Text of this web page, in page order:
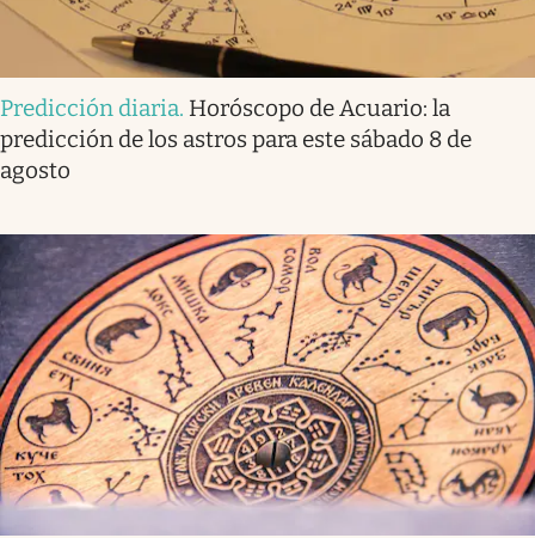
Predicción diaria. Horóscopo de Acuario: la
predicción de los astros para este sábado 8 de
agosto